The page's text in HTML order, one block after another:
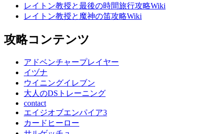
レイトン教授と最後の時間旅行攻略Wiki
レイトン教授と魔神の笛攻略Wiki
攻略コンテンツ
アドベンチャープレイヤー
イヅナ
ウイニングイレブン
大人のDSトレーニング
contact
エイジオブエンパイア3
カードヒーロー